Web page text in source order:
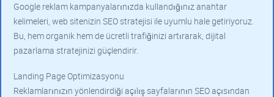
Google reklam kampanyalarınızda kullandığınız anahtar
kelimeleri, web sitenizin SEO stratejisi ile uyumlu hale getiriyoruz.
Bu, hem organik hem de ücretli trafiğinizi artırarak, dijital
pazarlama stratejinizi güçlendirir.
Landing Page Optimizasyonu
Reklamlarınızın yönlendirdiği açılış sayfalarının SEO açısından